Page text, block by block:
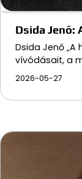
Dsida Jenő:
Dsida Jenő „A
vívódásait, a
2026-05-27